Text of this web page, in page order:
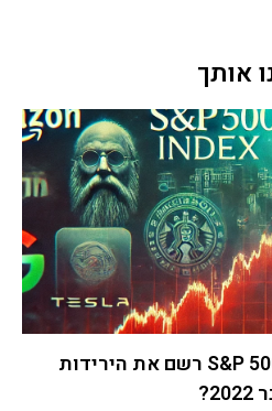
אותך
דרמה בשוק: למה מדד S&P 500 רשם את הירידות